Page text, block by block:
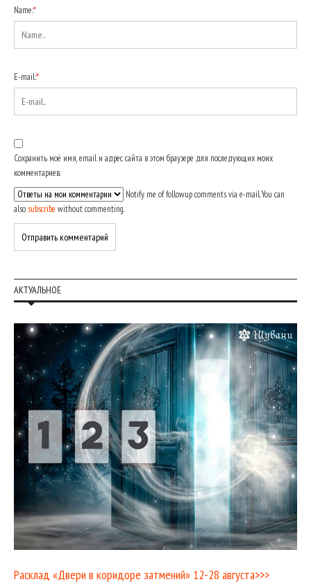
Name:*
E-mail:*
Сохранить моё имя, email и адрес сайта в этом браузере для последующих моих
комментариев.
Notify me of followup comments via e-mail. You can
also subscribe without commenting.
АКТУАЛЬНОЕ
Расклад «Двери в коридоре затмений» 12-28 августа>>>